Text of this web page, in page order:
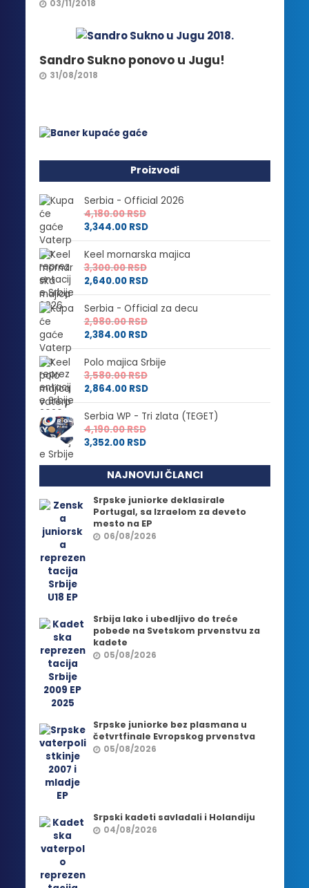
03/11/2018
Sandro Sukno ponovo u Jugu!
31/08/2018
Proizvodi
Serbia - Official 2026
4,180.00RSD
3,344.00 RSD
Keel mornarska majica
3,300.00RSD
2,640.00 RSD
Serbia - Official za decu
2,980.00RSD
2,384.00 RSD
Polo majica Srbije
3,580.00RSD
2,864.00 RSD
Serbia WP - Tri zlata (TEGET)
4,190.00RSD
3,352.00 RSD
NAJNOVIJI ČLANCI
Srpske juniorke deklasirale
Portugal, sa Izraelom za deveto
mesto na EP
06/08/2026
Srbija lako i ubedljivo do treće
pobede na Svetskom prvenstvu za
kadete
05/08/2026
Srpske juniorke bez plasmana u
četvrtfinale Evropskog prvenstva
05/08/2026
Srpski kadeti savladali i Holandiju
04/08/2026